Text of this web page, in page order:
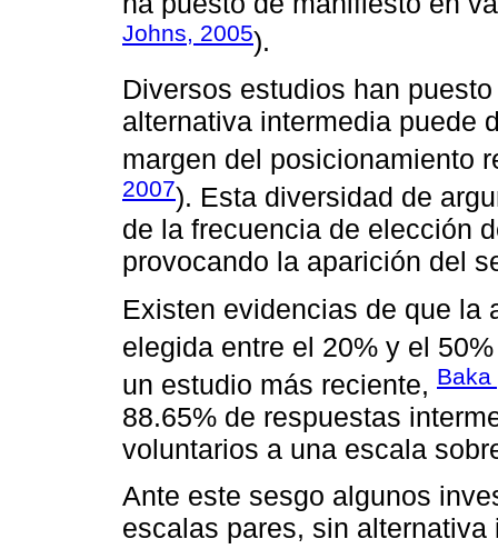
Johns, 2005).
Diversos estudios han
alternativa intermedia puede
margen del posicionamiento
2007). Esta diversidad de
de la frecuencia de elección
provocando la aparición del
Existen evidencias de que la
elegida entre el 20% y el
un estudio más reciente, Baka
88.65% de respuestas
voluntarios a una escala
Ante este sesgo algunos
escalas pares, sin